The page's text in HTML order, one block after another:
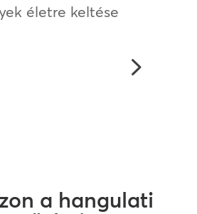
életre keltése
Study
a hangulati